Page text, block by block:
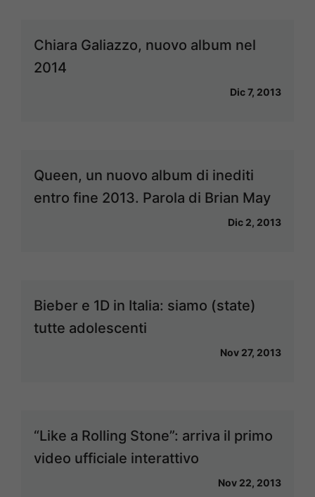
Chiara Galiazzo, nuovo album nel
2014
Dic 7, 2013
Queen, un nuovo album di inediti
entro fine 2013. Parola di Brian May
Dic 2, 2013
Bieber e 1D in Italia: siamo (state)
tutte adolescenti
Nov 27, 2013
“Like a Rolling Stone”: arriva il primo
video ufficiale interattivo
Nov 22, 2013